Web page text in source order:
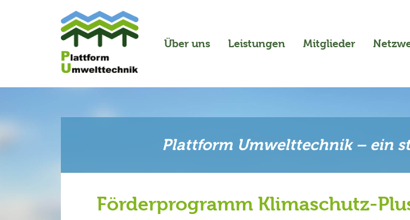
Über uns Leistungen Mitglieder
Plattform Umwelttechnik – ein
Förderprogramm Klimaschutz-